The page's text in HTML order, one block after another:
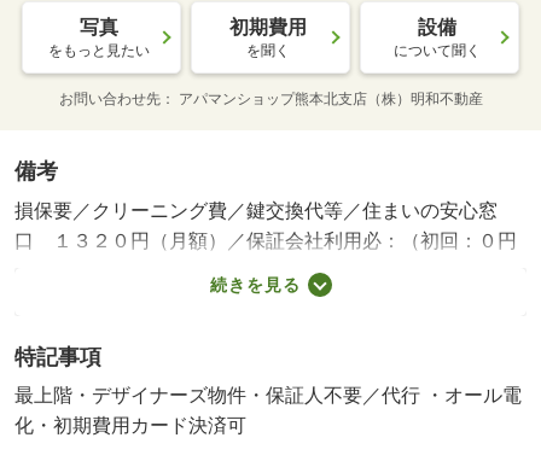
写真
をもっと見たい
初期費用
を聞く
設備
について聞く
お問い合わせ先 アパマンショップ熊本北支店（株）明和不動産
備考
損保要／クリーニング費／鍵交換代等／住まいの安心窓
口 １３２０円（月額）／保証会社利用必：（初回：０円
～３００００円）＋（月額保証料：月額賃料総額２．２％
～２．５％）＋（年間保証料：０円～１００００円）／■
電レンタル利用可能！ 保証会社：【オリコ、あんしん保
証、等】／バルコニー／エアコン／クロゼット／フローリ
ング／オートロック／駐輪場／ＣＡＴＶ／光ファイバー／
続きを見る
特記事項
最上階・デザイナーズ物件・保証人不要／代行 ・オール電
化・初期費用カード決済可